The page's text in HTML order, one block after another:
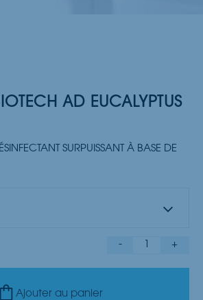
AD EUCALYPTUS
SURPUISSANT À BASE DE
- +
Ajouter au panier